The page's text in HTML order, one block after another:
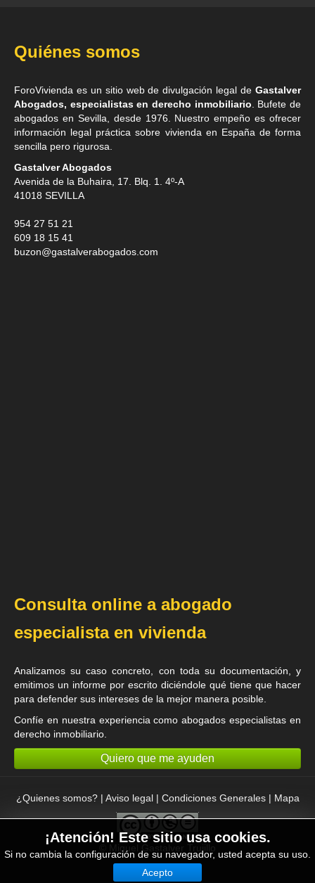
¡Atención! Este sitio usa cookies.
Si no cambia la configuración de su navegador, usted acepta su uso.
Acepto
Quiénes somos
ForoVivienda es un sitio web de divulgación legal de Gastalver
Abogados, especialistas en derecho inmobiliario . Bufete de
abogados en Sevilla , desde 1976. Nuestro empeño es ofrecer
información legal práctica sobre vivienda en España de forma
sencilla pero rigurosa.
Gastalver Abogados
Avenida de la Buhaira, 17. Blq. 1. 4º-A
41018 SEVILLA
954 27 51 21
609 18 15 41
buzon@gastalverabogados.com
Consulta online a abogado
especialista en vivienda
Analizamos su caso concreto, con toda su documentación, y
emitimos un informe por escrito diciéndole qué tiene que hacer
para defender sus intereses de la mejor manera posible.
Confíe en nuestra experiencia comoabogados especialistas en
derecho inmobiliario
Quiero que me ayuden
¿Quienes somos?| Aviso legal| Condiciones Generales| Mapa